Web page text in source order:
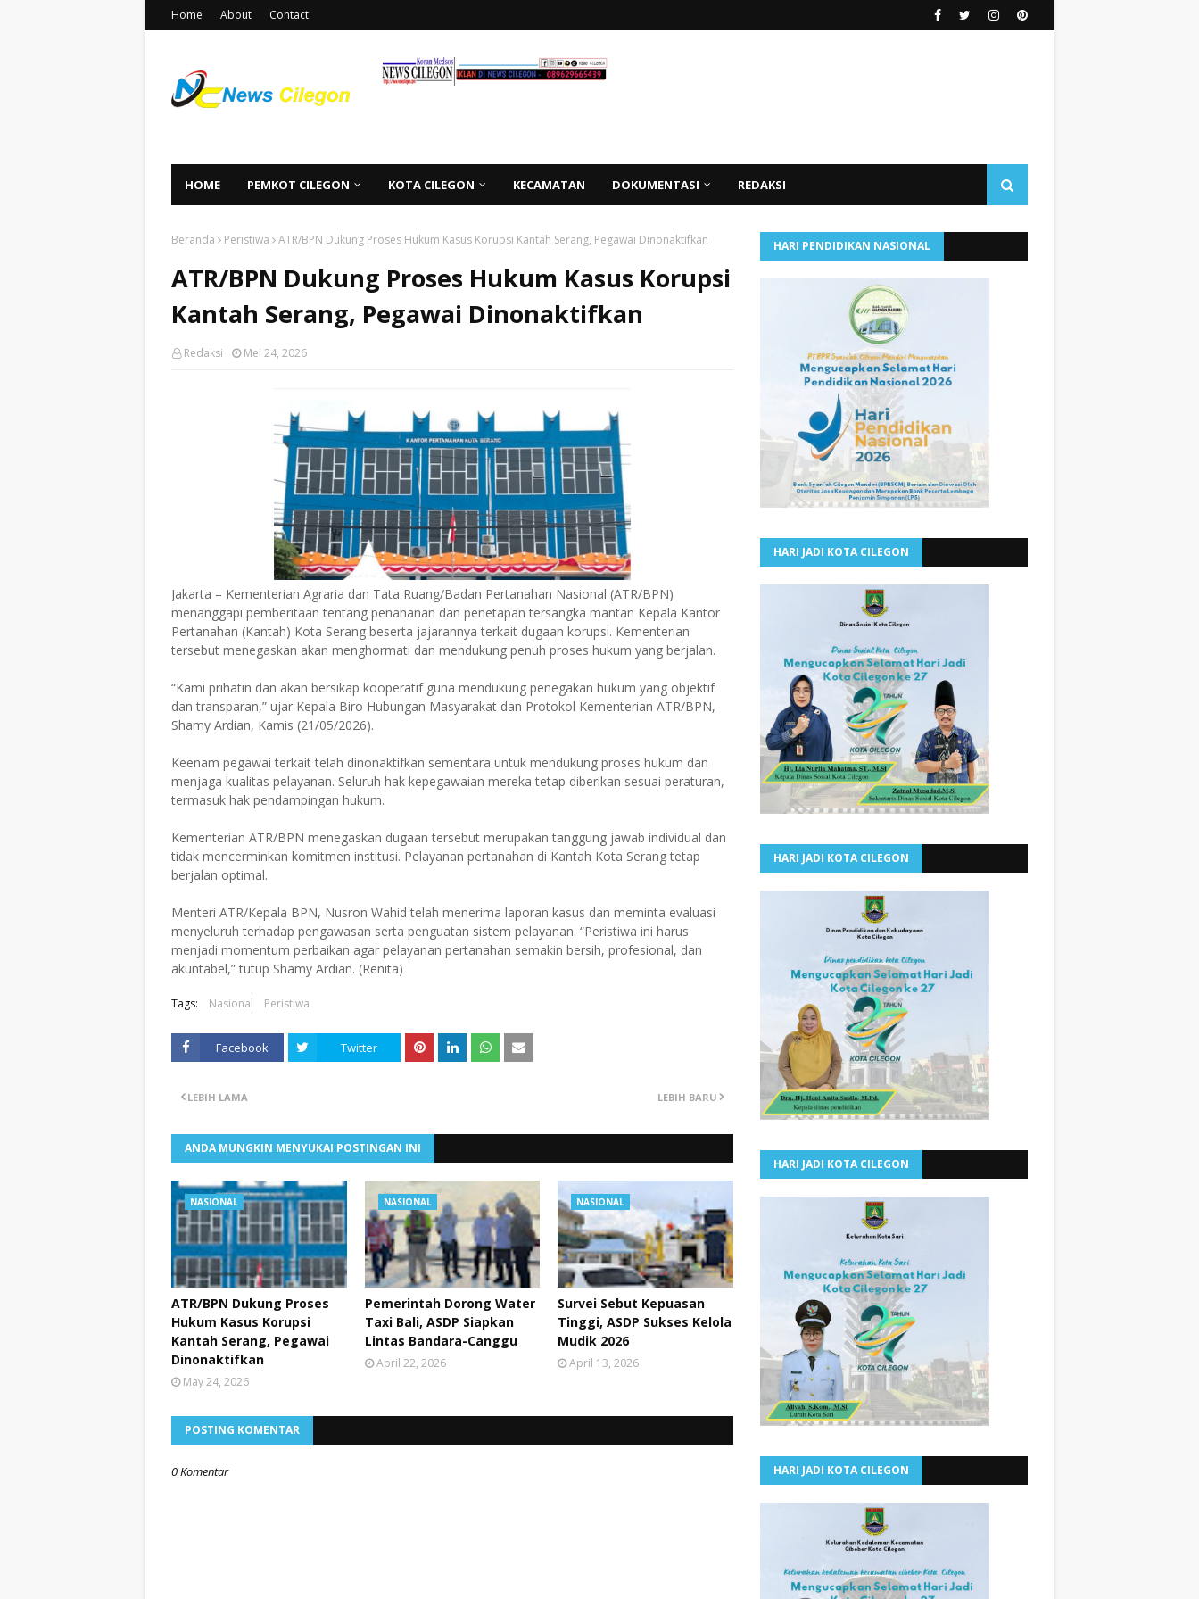
Home About Contact
HOME PEMKOT CILEGON KOTA CILEGON KECAMATAN DOKUMENTASI REDAKSI
Beranda Peristiwa ATR/BPN Dukung Proses Hukum Kasus Korupsi Kantah Serang, Pegawai Dinonaktifkan
ATR/BPN Dukung Proses Hukum Kasus Korupsi
Kantah Serang, Pegawai Dinonaktifkan
Redaksi Mei 24, 2026
Jakarta – Kementerian Agraria dan Tata Ruang/Badan Pertanahan Nasional (ATR/BPN)
menanggapi pemberitaan tentang penahanan dan penetapan tersangka mantan Kepala Kantor
Pertanahan (Kantah) Kota Serang beserta jajarannya terkait dugaan korupsi. Kementerian
tersebut menegaskan akan menghormati dan mendukung penuh proses hukum yang berjalan.
“Kami prihatin dan akan bersikap kooperatif guna mendukung penegakan hukum yang objektif
dan transparan,” ujar Kepala Biro Hubungan Masyarakat dan Protokol Kementerian ATR/BPN,
Shamy Ardian, Kamis (21/05/2026).
Keenam pegawai terkait telah dinonaktifkan sementara untuk mendukung proses hukum dan
menjaga kualitas pelayanan. Seluruh hak kepegawaian mereka tetap diberikan sesuai peraturan,
termasuk hak pendampingan hukum.
Kementerian ATR/BPN menegaskan dugaan tersebut merupakan tanggung jawab individual dan
tidak mencerminkan komitmen institusi. Pelayanan pertanahan di Kantah Kota Serang tetap
berjalan optimal.
Menteri ATR/Kepala BPN, Nusron Wahid telah menerima laporan kasus dan meminta evaluasi
menyeluruh terhadap pengawasan serta penguatan sistem pelayanan. “Peristiwa ini harus
menjadi momentum perbaikan agar pelayanan pertanahan semakin bersih, profesional, dan
akuntabel,” tutup Shamy Ardian. (Renita)
Tags: Nasional Peristiwa
Facebook Twitter
LEBIH BARU
LEBIH LAMA
ANDA MUNGKIN MENYUKAI POSTINGAN INI
NASIONAL
ATR/BPN Dukung Proses
Hukum Kasus Korupsi
Kantah Serang, Pegawai
Dinonaktifkan
May 24, 2026
NASIONAL
Pemerintah Dorong Water
Taxi Bali, ASDP Siapkan
Lintas Bandara-Canggu
April 22, 2026
NASIONAL
Survei Sebut Kepuasan
Tinggi, ASDP Sukses Kelola
Mudik 2026
April 13, 2026
POSTING KOMENTAR
0 Komentar
HARI PENDIDIKAN NASIONAL
HARI JADI KOTA CILEGON
HARI JADI KOTA CILEGON
HARI JADI KOTA CILEGON
HARI JADI KOTA CILEGON